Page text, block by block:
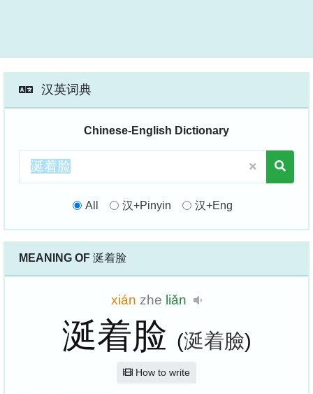
汉英词典
Chinese-English Dictionary
All 汉+Pinyin 汉+Eng
MEANING OF 涎着脸
xián zhe liǎn
涎着脸 (涎着臉)
How to write